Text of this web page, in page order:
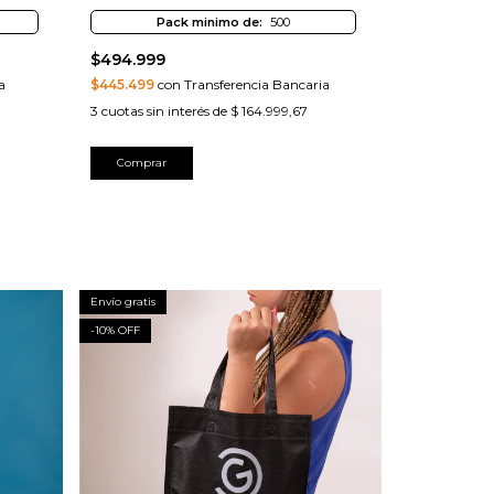
Pack minimo de: 500
$494.999
$445.499 con Transferencia Bancaria
3 cuotas sin interés de $ 164.999,67
Comprar
Envío gratis
-10% OFF